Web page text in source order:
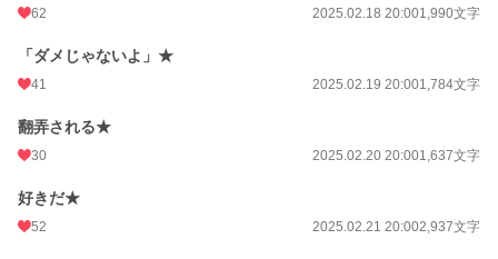
62 2025.02.18 20:001,990文字
「ダメじゃないよ」★
41 2025.02.19 20:001,784文字
翻弄される★
30 2025.02.20 20:001,637文字
好きだ★
52 2025.02.21 20:002,937文字